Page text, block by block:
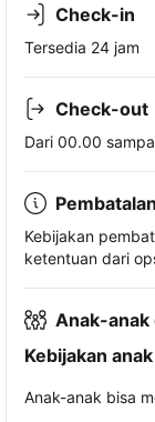
Check-in
Tersedia 24 jam
Check-out
Dari 00.00
Kebijakan
ketentuan dari
Anak-
Kebijakan anak
Anak-anak bisa